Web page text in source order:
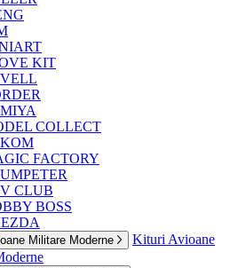
KIT
COLLECT
FACTORY
CLUB
BOSS
Militare Moderne
Kituri Avioane